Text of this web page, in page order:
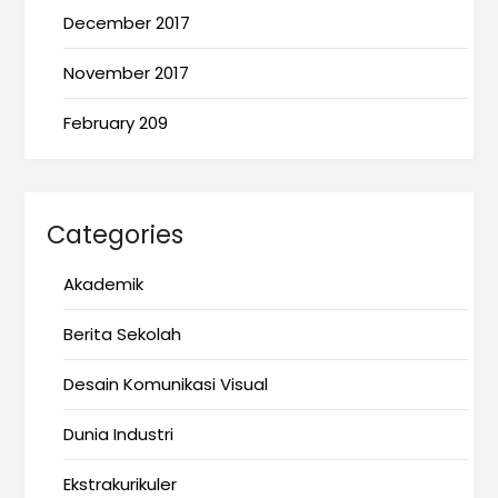
December 2017
November 2017
February 209
Categories
Akademik
Berita Sekolah
Desain Komunikasi Visual
Dunia Industri
Ekstrakurikuler